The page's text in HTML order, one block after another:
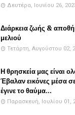
Δευτέρα, Ιουνίου 26,
Διάρκεια ζωής &
μελιού
Τετάρτη, Αυγούστου 02,
Η θρησκεία μας είναι
Έβαλαν εικόνες μέσα
έγινε το θαύμα...
Παρασκευή, Ιουλίου 01,